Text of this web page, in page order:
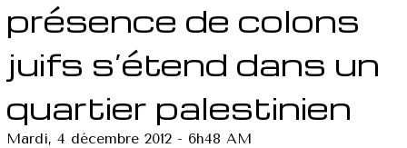
présence de colons
juifs s’étend dans un
quartier palestinien
Mardi, 4 décembre 2012 - 6h48 AM